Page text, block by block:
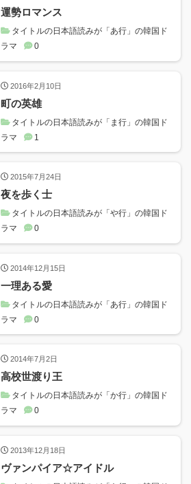
運勢ロマンス
タイトルの日本語読みが「あ行」の韓国ド
ラマ
0
2016年2月10日
町の英雄
タイトルの日本語読みが「ま行」の韓国ド
ラマ
1
2015年7月24日
夜を歩く士
タイトルの日本語読みが「や行」の韓国ド
ラマ
0
2014年12月15日
一理ある愛
タイトルの日本語読みが「あ行」の韓国ド
ラマ
0
2014年7月2日
高校世渡り王
タイトルの日本語読みが「か行」の韓国ド
ラマ
0
2013年12月18日
ヴァンパイア☆アイドル